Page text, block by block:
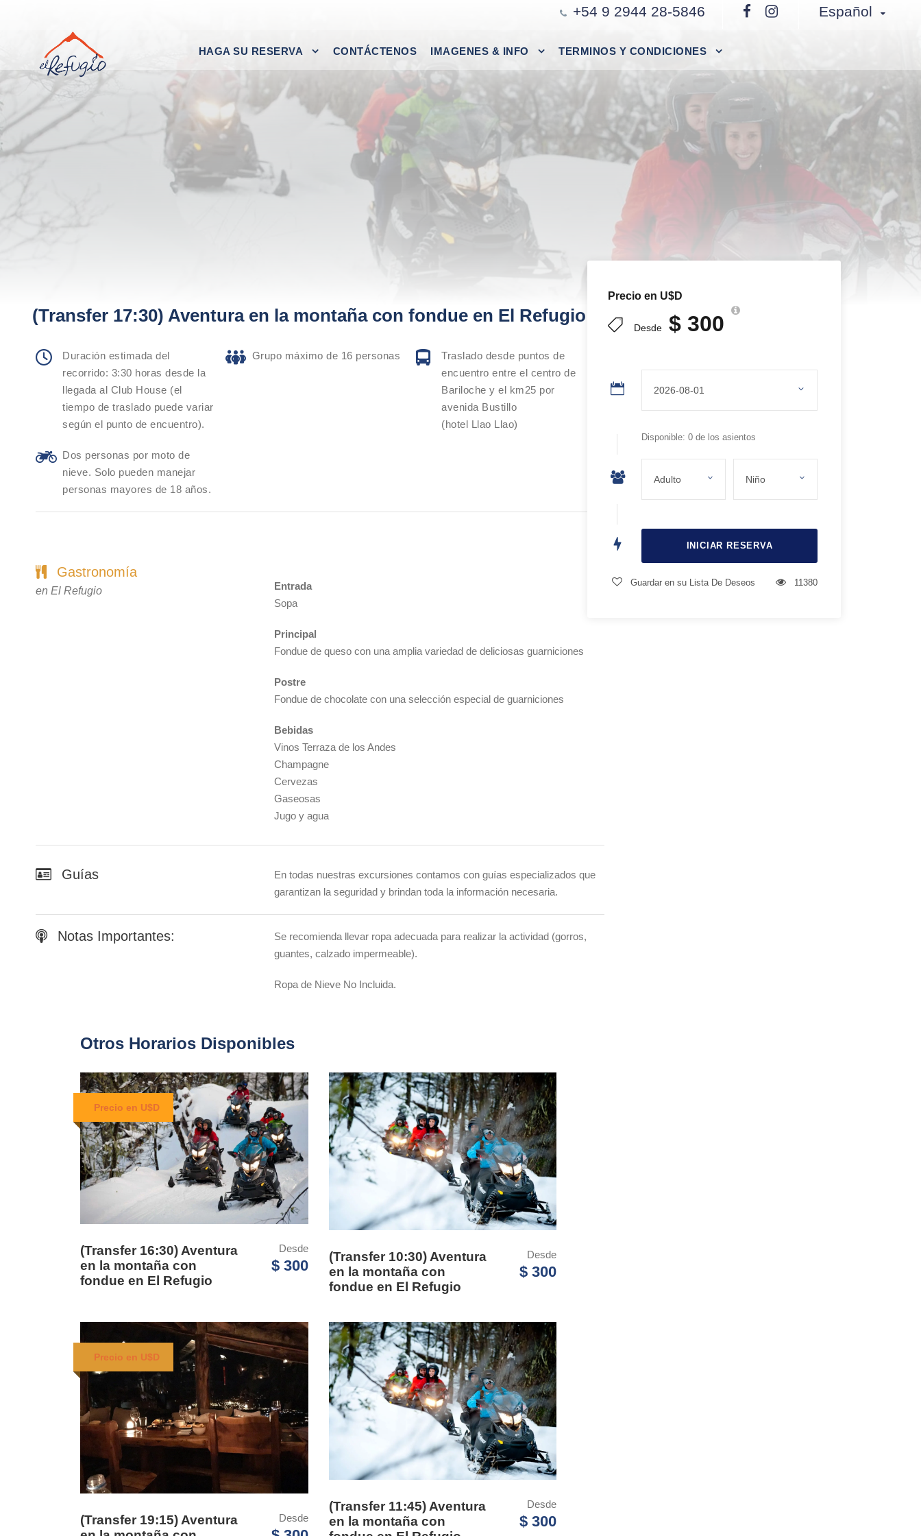
+54 9 2944 28-5846 Español
HAGA SU RESERVA CONTÁCTENOS IMAGENES & INFO TERMINOS Y CONDICIONES
Precio en U$D
Desde $ 300
Disponible: 0 de los asientos
Guardar en su Lista De Deseos 11380
(Transfer 17:30) Aventura en la montaña con fondue en El Refugio
Duración estimada del
recorrido: 3:30 horas desde la
llegada al Club House (el
tiempo de traslado puede variar
según el punto de encuentro).
Grupo máximo de 16 personas
Traslado desde puntos de
encuentro entre el centro de
Bariloche y el km25 por
avenida Bustillo
(hotel Llao Llao)
Dos personas por moto de
nieve. Solo pueden manejar
personas mayores de 18 años.
Gastronomía
en El Refugio
Entrada
Sopa
Principal
Fondue de queso con una amplia variedad de deliciosas guarniciones
Postre
Fondue de chocolate con una selección especial de guarniciones
Bebidas
Vinos Terraza de los Andes
Champagne
Cervezas
Gaseosas
Jugo y agua
Guías
En todas nuestras excursiones contamos con guías especializados que
garantizan la seguridad y brindan toda la información necesaria.
Notas Importantes:
Se recomienda llevar ropa adecuada para realizar la actividad (gorros,
guantes, calzado impermeable).
Ropa de Nieve No Incluida.
Otros Horarios Disponibles
Precio en U$D
(Transfer 16:30) Aventura
en la montaña con
fondue en El Refugio
Desde
$ 300
(Transfer 10:30) Aventura
en la montaña con
fondue en El Refugio
Desde
$ 300
Precio en U$D
(Transfer 19:15) Aventura
Desde
(Transfer 11:45) Aventura
en la montaña con
Desde
$ 300